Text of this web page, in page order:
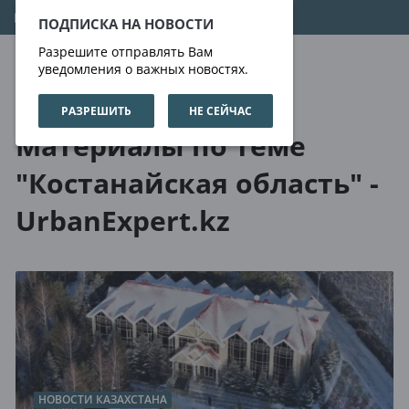
ПОДПИСКА НА НОВОСТИ
Разрешите отправлять Вам
уведомления о важных новостях.
РАЗРЕШИТЬ НЕ СЕЙЧАС
06.08.2026 04:16:11
О нас Метки
Материалы по теме
"Костанайская область" -
UrbanExpert.kz
НОВОСТИ КАЗАХСТАНА